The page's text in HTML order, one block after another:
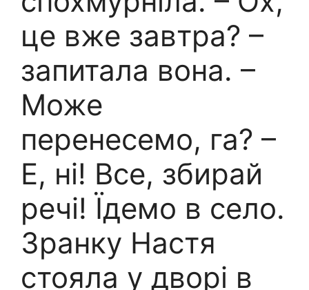
це вже завтра? –
запитала вона. –
Може
перенесемо, га? –
Е, ні! Все, збирай
речі! Їдемо в село.
Зранку Настя
стояла у дворі в